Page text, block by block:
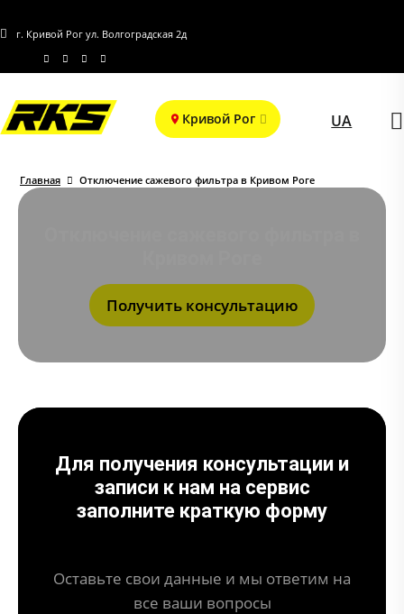
г. Кривой Рог ул. Волгоградская 2д
Кривой Рог UA
Главная Отключение сажевого фильтра в Кривом Роге
Получить консультацию
Для получения консультации и
записи к нам на сервис
заполните краткую форму
Оставьте свои данные и мы ответим на
все ваши вопросы